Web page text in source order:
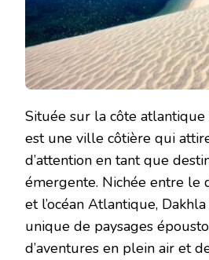
Située sur la côte atlantique
est une ville côtière qui
d’attention en tant que
émergente. Nichée entre le
et l’océan Atlantique,
unique de paysages
d’aventures en plein air et